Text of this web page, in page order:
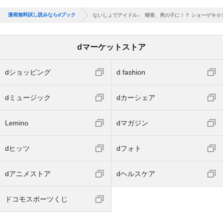
漫画無料試し読みならdブック ないしょでアイドル♪ 晴香、男の子に！？ ショーゲキ☆
dマーケットストア
dショッピング d fashion
dミュージック dカーシェア
Lemino dマガジン
dヒッツ dフォト
dアニメストア dヘルスケア
ドコモスポーツくじ